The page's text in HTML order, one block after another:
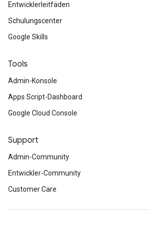
Entwicklerleitfäden
Schulungscenter
Google Skills
Tools
Admin-Konsole
Apps Script-Dashboard
Google Cloud Console
Support
Admin-Community
Entwickler-Community
Customer Care